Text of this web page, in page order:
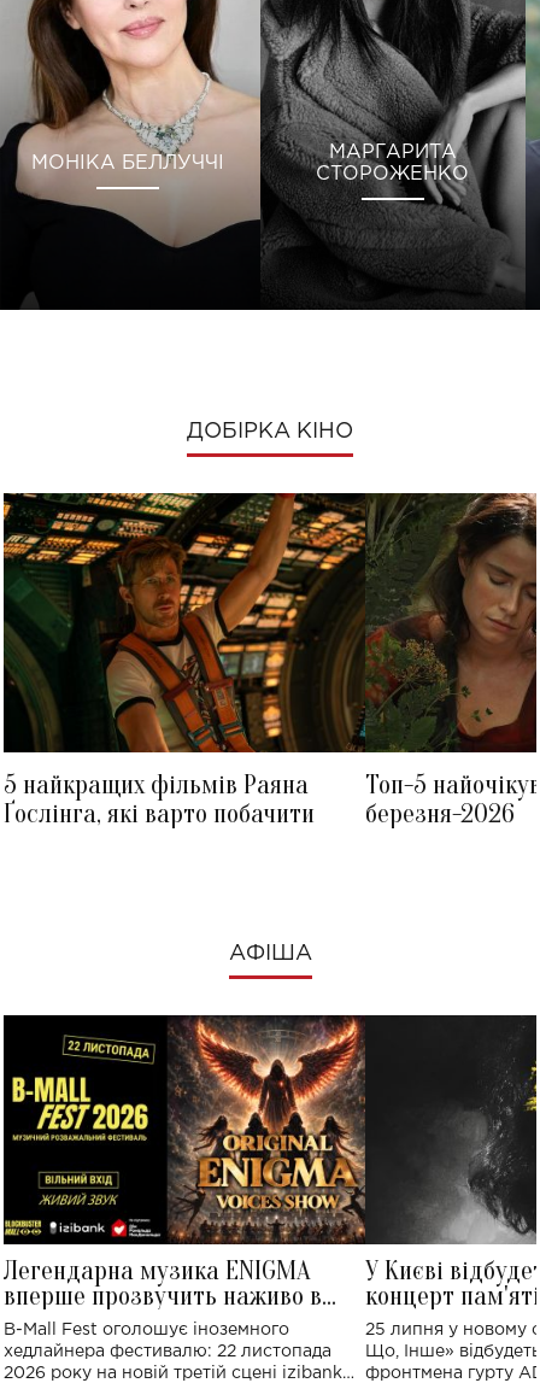
МОНІКА БЕЛЛУЧЧІ
МАРГАРИТА
СТОРОЖЕНКО
ДОБІРКА КІНО
5 найкращих фільмів Раяна
Ґослінга, які варто побачити
Топ-5
березня-2026
АФІША
Легендарна музика ENIGMA
вперше прозвучить наживо в
Україні: де відбудеться концерт
B-Mall Fest оголошує іноземного
хедлайнера фестивалю: 22 листопада
2026 року на новій третій сцені izibank
У Києві
концерт
Клименка:
виконають
25 липня у новому
Що, Інше»
фронтмена гурту